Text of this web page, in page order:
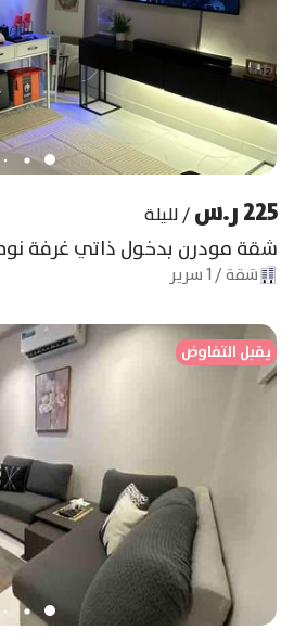
225 ر.س /لليلة
شقة مودرن بدخول ذاتي غرفة
شقة/
1سرير
يقبل التفاوض